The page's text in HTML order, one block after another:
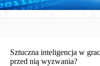
Sztuczna inteligencja w
przed nią wyzwania?